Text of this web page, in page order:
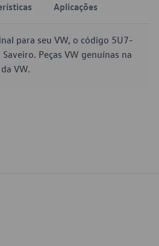
Aplicações
para seu VW, o código 5U7-
Peças VW genuínas na
VW.